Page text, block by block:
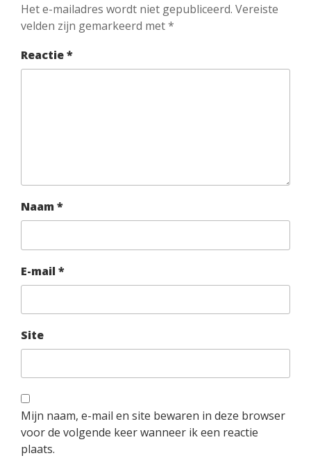
Het e-mailadres wordt niet gepubliceerd. Vereiste
velden zijn gemarkeerd met*
Reactie*
Naam *
E-mail *
Site
Mijn naam, e-mail en site bewaren in deze browser
voor de volgende keer wanneer ik een reactie
plaats.